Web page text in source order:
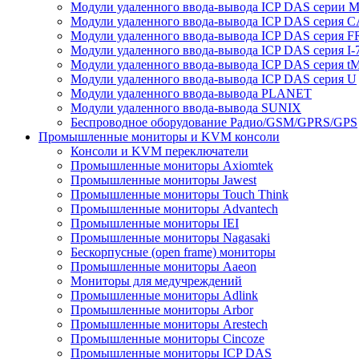
Модули удаленного ввода-вывода ICP DAS серии M
Модули удаленного ввода-вывода ICP DAS серия
Модули удаленного ввода-вывода ICP DAS серия
Модули удаленного ввода-вывода ICP DAS серия I-
Модули удаленного ввода-вывода ICP DAS серия
Модули удаленного ввода-вывода ICP DAS серия U
Модули удаленного ввода-вывода PLANET
Модули удаленного ввода-вывода SUNIX
Беспроводное оборудование Радио/GSM/GPRS/GPS
Промышленные мониторы и KVM консоли
Консоли и KVM переключатели
Промышленные мониторы Axiomtek
Промышленные мониторы Jawest
Промышленные мониторы Touch Think
Промышленные мониторы Advantech
Промышленные мониторы IEI
Промышленные мониторы Nagasaki
Бескорпусные (open frame) мониторы
Промышленные мониторы Aaeon
Мониторы для медучреждений
Промышленные мониторы Adlink
Промышленные мониторы Arbor
Промышленные мониторы Arestech
Промышленные мониторы Cincoze
Промышленные мониторы ICP DAS